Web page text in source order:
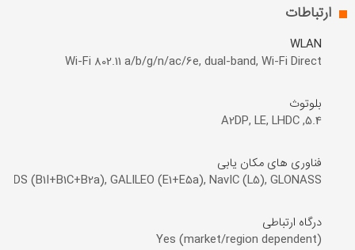
ارتباطات
WLAN
Wi-Fi 802.11 a/b/g/n/ac/6e, dual-band, Wi-Fi Direct
بلوتوث
5.4, A2DP, LE, LHDC
فناوری های مکان یابی
BDS (B1I+B1C+B2a), GALILEO (E1+E5a), NavIC (L5), GLONASS
درگاه ارتباطی
Yes (market/region dependent)